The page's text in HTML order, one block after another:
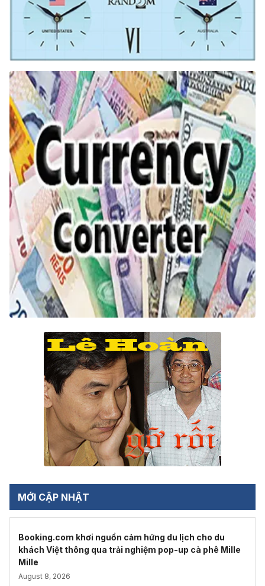
MỚI CẬP NHẬT
Booking.com khơi nguồn cảm hứng du lịch cho du
khách Việt thông qua trải nghiệm pop-up cà phê Mille
Mille
August 8, 2026